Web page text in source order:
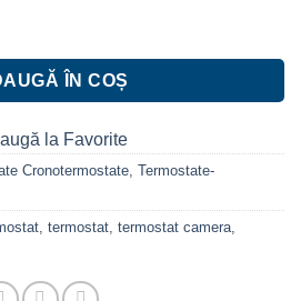
Wireless, LCD, iluminare
ÎN COȘ
la Favorite
Cronotermostate, Termostate-
, termostat, termostat camera,